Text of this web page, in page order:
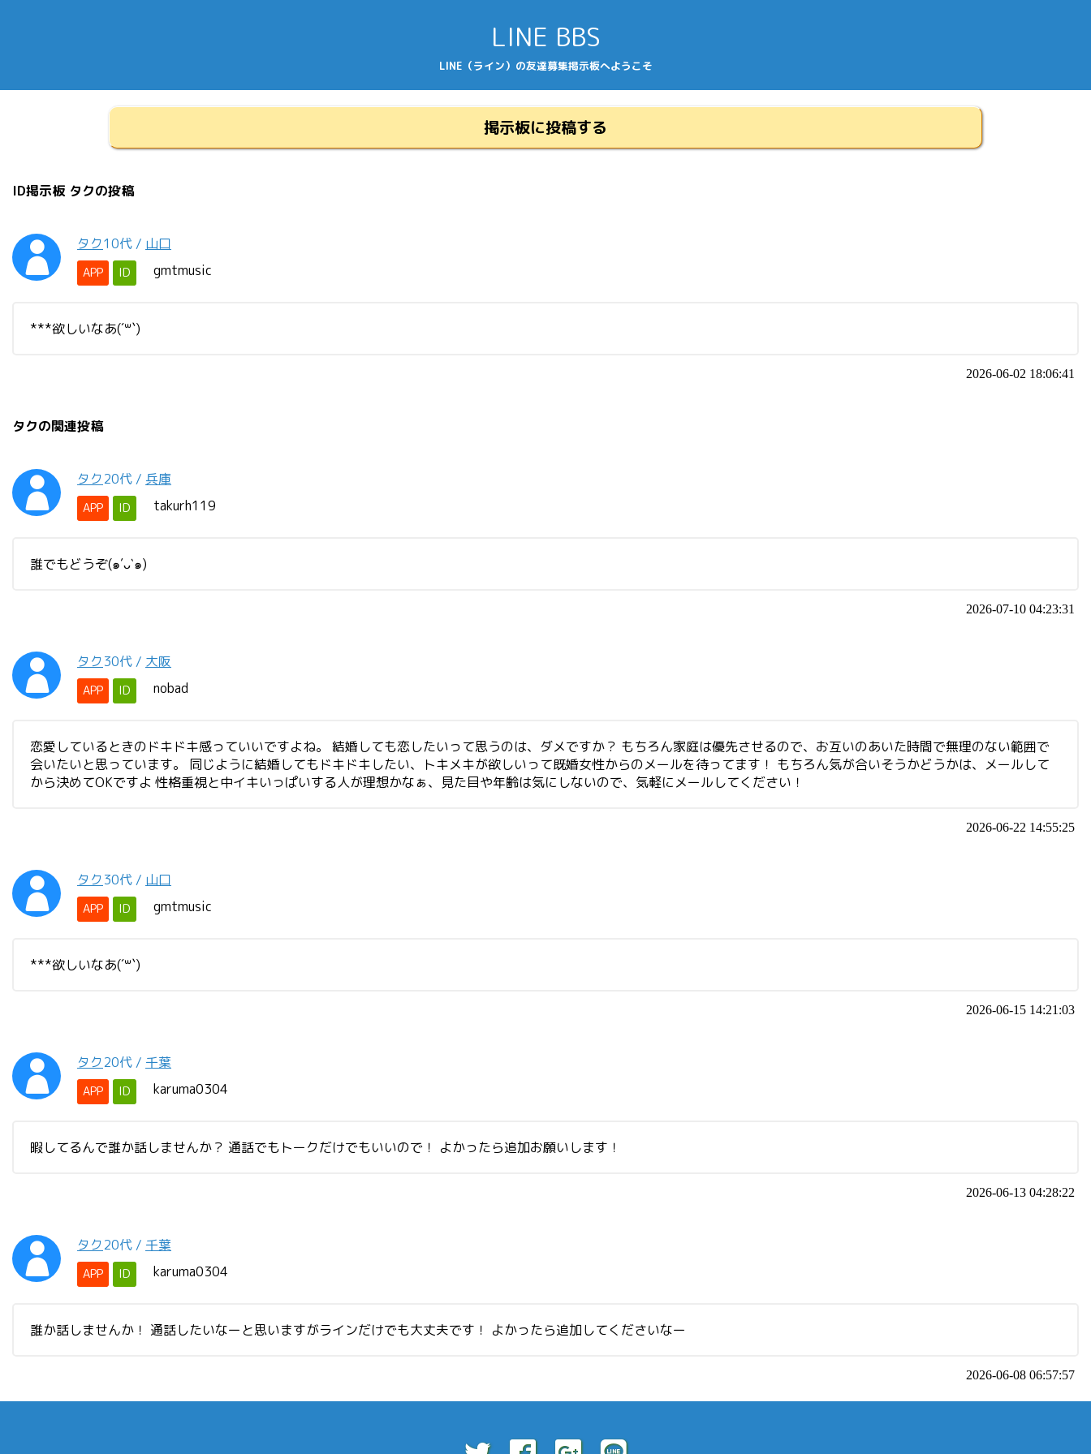
LINE BBS
LINE（ライン）の友達募集掲示板へようこそ
掲示板に投稿する
ID掲示板 タクの投稿
タク10代 / 山口
APP ID gmtmusic
***欲しいなあ(´꒳`)
2026-06-02 18:06:41
タクの関連投稿
タク20代 / 兵庫
APP ID takurh119
誰でもどうぞ(๑′ᴗ‵๑)
2026-07-10 04:23:31
タク30代 / 大阪
APP ID nobad
恋愛しているときのドキドキ感っていいですよね。 結婚しても恋したいって思うのは、ダメですか？ もちろん家庭は優先させるので、お互いのあいた時間で無理のない範囲で
会いたいと思っています。 同じように結婚してもドキドキしたい、トキメキが欲しいって既婚女性からのメールを待ってます！ もちろん気が合いそうかどうかは、メールして
から決めてOKですよ 性格重視と中イキいっぱいする人が理想かなぁ、見た目や年齢は気にしないので、気軽にメールしてください！
2026-06-22 14:55:25
タク30代 / 山口
APP ID gmtmusic
***欲しいなあ(´꒳`)
2026-06-15 14:21:03
タク20代 / 千葉
APP ID karuma0304
暇してるんで誰か話しませんか？ 通話でもトークだけでもいいので！ よかったら追加お願いします！
2026-06-13 04:28:22
タク20代 / 千葉
APP ID karuma0304
誰か話しませんか！ 通話したいなーと思いますがラインだけでも大丈夫です！ よかったら追加してくださいなー
2026-06-08 06:57:57